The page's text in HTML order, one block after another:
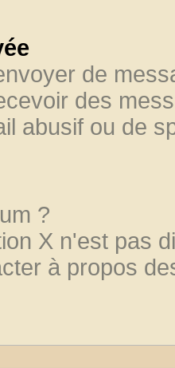
de
des
abusif ou de
?
X n'est pas
à propos